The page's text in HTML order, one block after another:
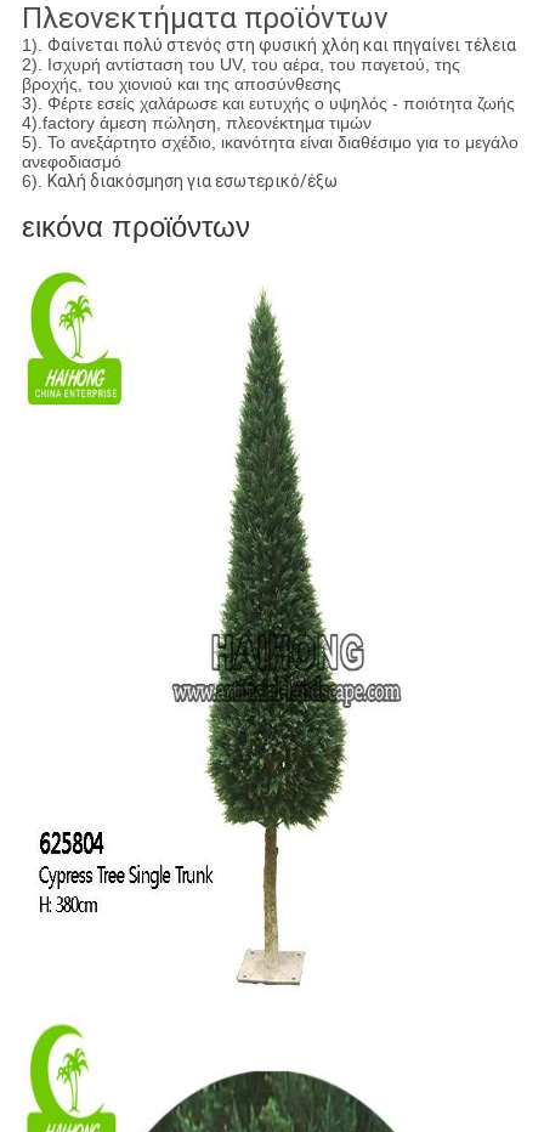
Πλεονεκτήματα προϊόντων
1). Φαίνεται πολύ στενός στη φυσική χλόη και πηγαίνει τέλεια
2). Ισχυρή αντίσταση του UV, του αέρα, του παγετού, της
βροχής, του χιονιού και της αποσύνθεσης
3). Φέρτε εσείς χαλάρωσε και ευτυχής ο υψηλός - ποιότητα ζωής
4).factory άμεση πώληση, πλεονέκτημα τιμών
5). Το ανεξάρτητο σχέδιο, ικανότητα είναι διαθέσιμο για το μεγάλο
ανεφοδιασμό
6). Καλή διακόσμηση για εσωτερικό/έξω
εικόνα προϊόντων